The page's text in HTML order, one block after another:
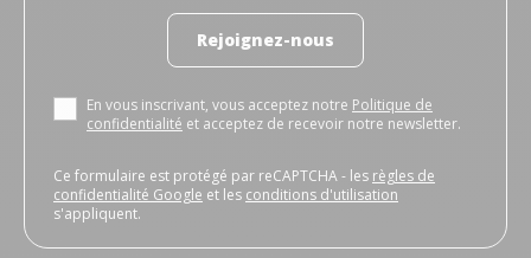
Rejoignez-nous
En vous inscrivant, vous acceptez notre Politique de
confidentialité et acceptez de recevoir notre newsletter.
Ce formulaire est protégé par reCAPTCHA - les règles de
confidentialité Google et les conditions d'utilisation
s'appliquent.